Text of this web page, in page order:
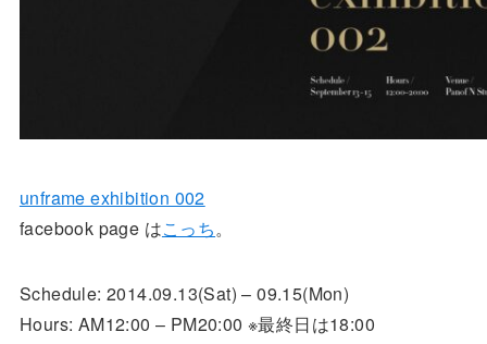
unframe exhibition 002
facebook page はこっち。
Schedule: 2014.09.13(Sat) – 09.15(Mon)
Hours: AM12:00 – PM20:00 ※最終日は18:00